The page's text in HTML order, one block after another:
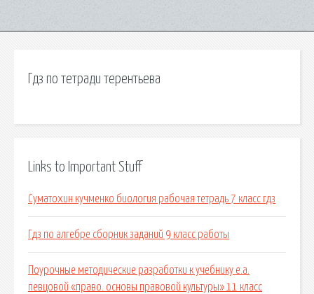
Гдз по тетради терентьева
Links to Important Stuff
Суматохин кучменко биология рабочая тетрадь 7 класс гдз
Гдз по алгебре сборник заданий 9 класс работы
Поурочные методические разработки к учебнику е.а.
певцовой «право. основы правовой культуры» 11 класс